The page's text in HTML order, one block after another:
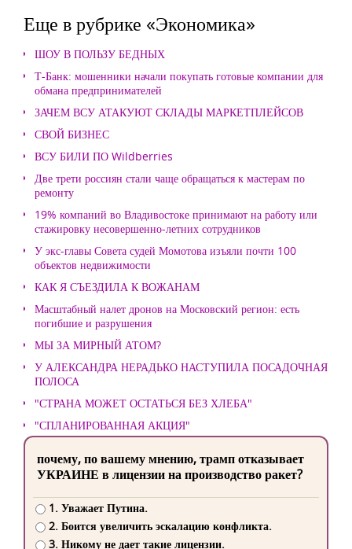
Еще в рубрике «Экономика»
ШОУ В ПОЛЬЗУ БЕДНЫХ
Т-Банк: мошенники начали покупать готовые компании для
обмана предпринимателей
ЗАЧЕМ ВСУ АТАКУЮТ СКЛАДЫ МАРКЕТПЛЕЙСОВ
СВОЙ БИЗНЕС
ВСУ БИЛИ ПО Wildberries
Две трети россиян стали чаще обращаться к мастерам по
ремонту
19% компаний во Владивостоке принимают на работу или
стажировку несовершенно-летних сотрудников
У экс-главы Совета судей Момотова изъяли почти 100
объектов недвижимости
КАК Я СЪЕЗДИЛА К ВОЖАНАМ
Масштабный налет дронов на Московский регион: есть
погибшие и разрушения
МЫ ЗА МИРНЫЙ АТОМ?
У АЛЕКСАНДРА НЕРАДЬКО НАСТУПИЛА ПОСАДОЧНАЯ
ПОЛОСА
"СТРАНА МОЖЕТ ОСТАТЬСЯ БЕЗ ХЛЕБА"
"СПЛАНИРОВАННАЯ АКЦИЯ"
почему, по вашему мнению, трамп отказывает
УКРАИНЕ в лицензии на производство ракет?
1. Уважает Путина.
2. Боится увеличить эскалацию конфликта.
3. Никому не дает такие лицензии.